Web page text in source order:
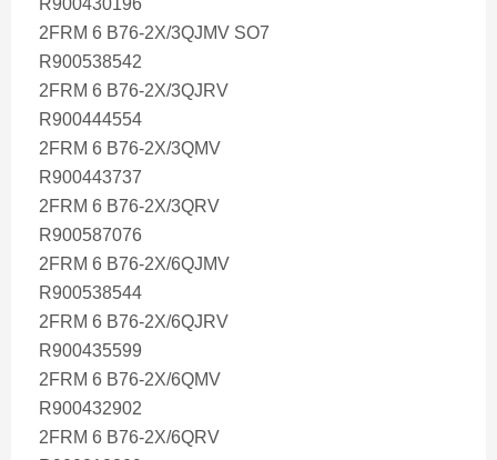
2FRM 6 B76-2X/3QJMV SO7
R900538542
2FRM 6 B76-2X/3QJRV
R900444554
2FRM 6 B76-2X/3QMV
R900443737
2FRM 6 B76-2X/3QRV
R900587076
2FRM 6 B76-2X/6QJMV
R900538544
2FRM 6 B76-2X/6QJRV
R900435599
2FRM 6 B76-2X/6QMV
R900432902
2FRM 6 B76-2X/6QRV